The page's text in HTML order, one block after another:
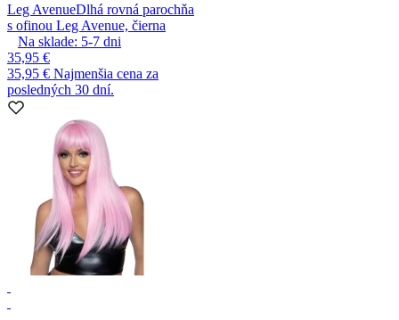
Leg AvenueDlhá rovná parochňa
s ofinou Leg Avenue, čierna
Na sklade: 5-7 dni
35,95 €
35,95 € Najmenšia cena za
posledných 30 dní.